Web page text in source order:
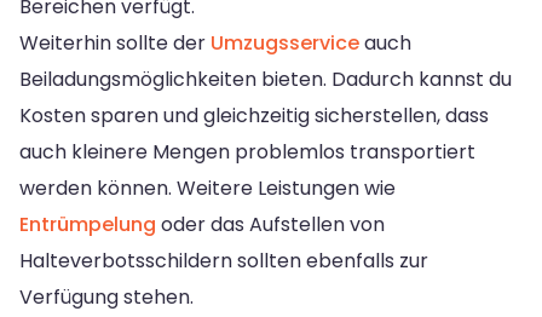
Bereichen verfügt.
Weiterhin sollte der Umzugsserviceauch
Beiladungsmöglichkeiten bieten. Dadurch kannst du
Kosten sparen und gleichzeitig sicherstellen, dass
auch kleinere Mengen problemlos transportiert
werden können. Weitere Leistungen wie
Entrümpelung oder das Aufstellen von
Halteverbotsschildern sollten ebenfalls zur
Verfügung stehen.